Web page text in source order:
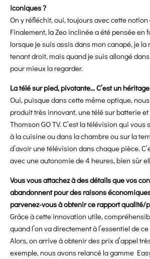
iconiques ?
On y réfléchit, oui, toujours avec cette notion
Finalement, la Zeo inclinée a été pensée en
lorsque je suis assis dans mon canapé, je la
tenant droit, mais quand je suis allongé
pour mieux la regarder.
La télé sur pied, pivotante… C’est un
Oui, puisque dans cette même optique,
produit très innovant, une télé sur batterie
Thomson GO TV. C’est la télévision qui
à la cuisine ou dans la chambre ou sur la
d’avoir une télévision dans chaque pièce.
avec une autonomie de 4 heures, bien sûr
Vous vous attachez à des détails que vos
abandonnent pour des raisons
parvenez-vous à obtenir ce rapport qualité/
Grâce à cette innovation utile,
quand l’on va directement à l’essentiel de
Alors, on arrive à obtenir des prix d’appel
exemple, nous avons relancé la gamme